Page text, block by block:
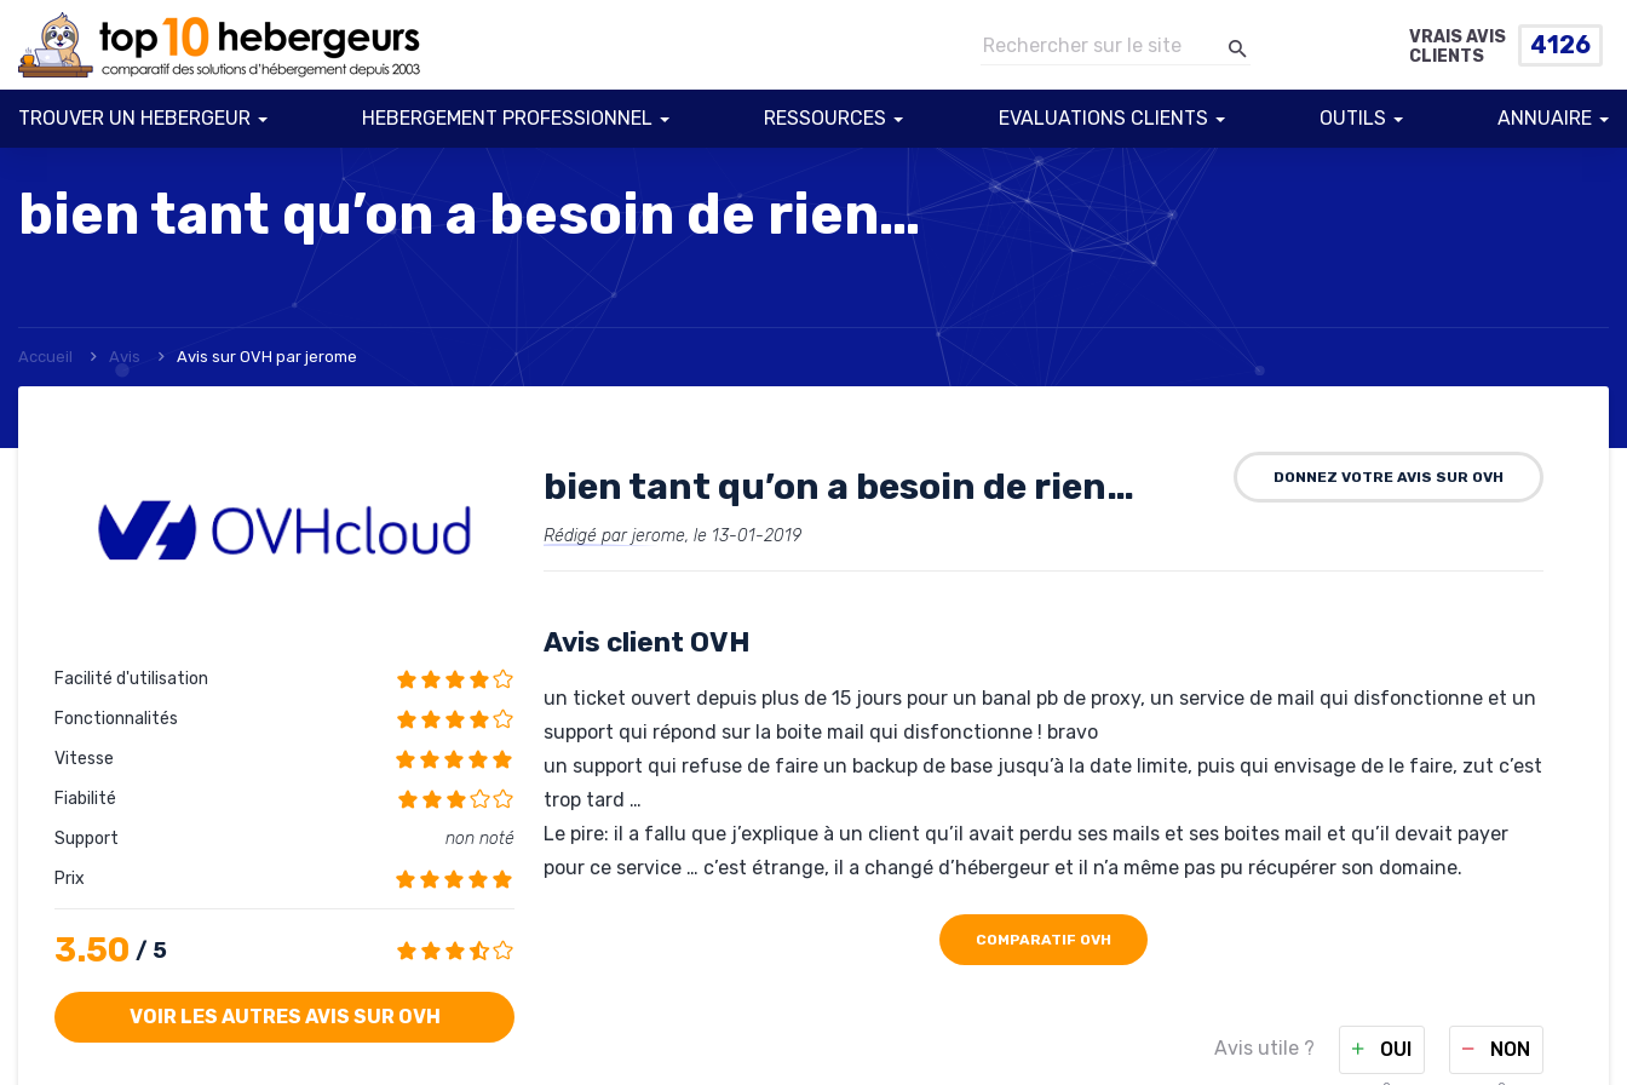
VRAIS AVIS
CLIENTS
4126
TROUVER UN HEBERGEUR HEBERGEMENT PROFESSIONNEL RESSOURCES EVALUATIONS CLIENTS OUTILS ANNUAIRE
bien tant qu’on a besoin de rien…
Accueil Avis Avis sur OVH par jerome
Facilité d'utilisation
Fonctionnalités
Vitesse
Fiabilité
Support
non noté
Prix
3.50 / 5
VOIR LES AUTRES AVIS SUR OVH
bien tant qu’on a besoin de rien…
Rédigé par jerome, le 13-01-2019
DONNEZ VOTRE AVIS SUR OVH
Avis client OVH
un ticket ouvert depuis plus de 15 jours pour un banal pb de proxy, un service de mail qui disfonctionne et un
support qui répond sur la boite mail qui disfonctionne ! bravo
un support qui refuse de faire un backup de base jusqu’à la date limite, puis qui envisage de le faire, zut c’est
trop tard …
Le pire: il a fallu que j’explique à un client qu’il avait perdu ses mails et ses boites mail et qu’il devait payer
pour ce service … c’est étrange, il a changé d’hébergeur et il n’a même pas pu récupérer son domaine.
COMPARATIF OVH
Avis utile ? OUI NON